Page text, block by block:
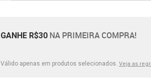
GANHE R$30 NA PRIMEIRA COMPRA!
Válido apenas em produtos selecionados. Veja as